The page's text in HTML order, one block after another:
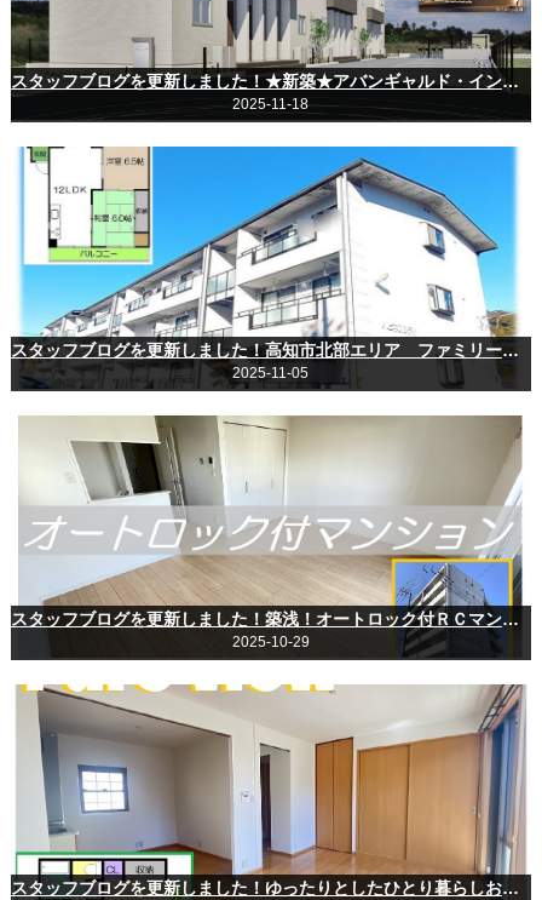
スタッフブログを更新しました！★新築★アバンギャルド・インター（薊野中町）
2025-11-18
スタッフブログを更新しました！高知市北部エリア ファミリーさんにおすすめ３ＬＤＫ♪
2025-11-05
スタッフブログを更新しました！築浅！オートロック付ＲＣマンションに空きが出ました☆
2025-10-29
スタッフブログを更新しました！ゆったりとしたひとり暮らしおすすめ物件♪